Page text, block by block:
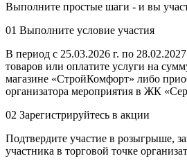
Выполните простые шаги - и вы
01 Выполните условие участия
В период с 25.03.2026 г. по
товаров или оплатите услуги на
магазине «СтройКомфорт» либо
организатора мероприятия в ЖК
02 Зарегистрируйтесь в акции
Подтвердите участие в розыгрыше,
участника в торговой точке